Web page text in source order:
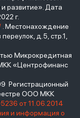
развитие». Дата
г.
. Местонахождение
д.5, стр.1,
Микрокредитная
«Центрофинанс
Регистрационный
ООО МКК
от 11.06.2014
и информация о